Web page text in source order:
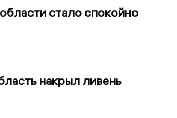
стало спокойно
накрыл ливень